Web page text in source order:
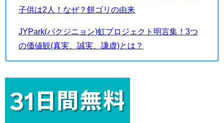
子供は2人！なぜ？餅ゴリの由来
JYPark(パクジニョン)虹プロジェクト明言集！3つ
の価値観(真実、誠実、謙虚)とは？